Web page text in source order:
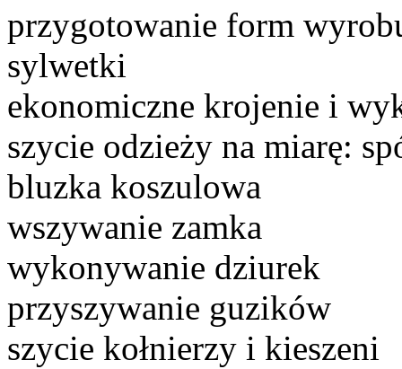
przygotowanie form
sylwetki
ekonomiczne krojenie i
szycie odzieży na miarę:
bluzka koszulowa
wszywanie zamka
wykonywanie dziurek
przyszywanie guzików
szycie kołnierzy i kieszeni